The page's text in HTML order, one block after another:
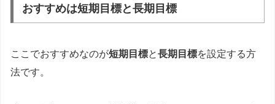
おすすめは短期目標と長期目標
ここでおすすめなのが短期目標と長期目標を設定する方
法です。